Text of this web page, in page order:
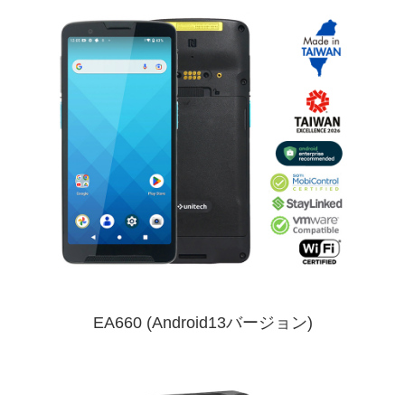
EA660 (Android13バージョン)